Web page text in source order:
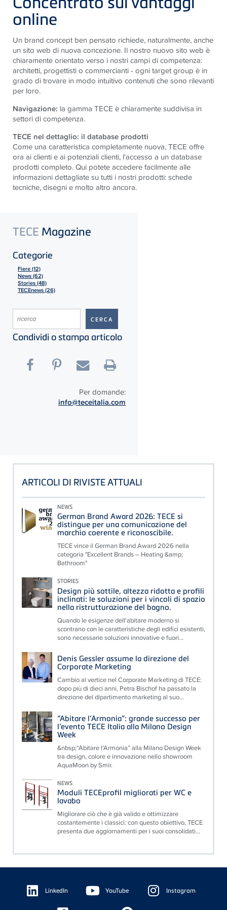
online
Un brand concept ben pensato richiede, naturalmente, anche
un sito web di nuova concezione. Il nostro nuovo sito web è
chiaramente orientato verso i nostri campi di competenza:
architetti, progettisti o commercianti - ogni target group è in
grado di trovare in modo intuitivo contenuti che sono rilevanti
per loro.
Navigazione: la gamma TECE è chiaramente suddivisa in
settori di competenza.
TECE nel dettaglio: il database prodotti
Come una caratteristica completamente nuova, TECE offre
ora ai clienti e ai potenziali clienti, l'accesso a un database
prodotti completo. Qui potete accedere facilmente alle
informazioni dettagliate su tutti i nostri prodotti: schede
tecniche, disegni e molto altro ancora.
TECE Magazine
Categorie
Fiere (12)
News (62)
Stories (48)
TECEnews (26)
Condividi o stampa articolo
Per domande:
info@teceitalia.com
ARTICOLI DI RIVISTE ATTUALI
NEWS
German Brand Award 2026: TECE si
distingue per una comunicazione del
marchio coerente e riconoscibile.
TECE vince il German Brand Award 2026 nella
categoria "Excellent Brands – Heating &amp;
Bathroom"
STORIES
Design più sottile, altezza ridotta e profili
inclinati: le soluzioni per i vincoli di spazio
nella ristrutturazione del bagno.
Quando le esigenze dell'abitare moderno si
scontrano con le caratteristiche degli edifici esistenti,
sono necessarie soluzioni innovative e fuori...
Denis Gessler assume la direzione del
Corporate Marketing
Cambio al vertice nel Corporate Marketing di TECE:
dopo più di dieci anni, Petra Bischof ha passato la
direzione del dipartimento marketing al suo...
“Abitare l’Armonia”: grande successo per
l’evento TECE Italia alla Milano Design
Week
&nbsp;“Abitare l’Armonia” alla Milano Design Week
tra design, colore e innovazione nello showroom
AquaMoon by Smir.
NEWS
Moduli TECEprofil migliorati per WC e
lavabo
Migliorare ciò che è già valido e ottimizzare
costantemente i classici: con questo obiettivo, TECE
presenta due aggiornamenti per i suoi consolidati...
Floating
Sidebar LinkedIn YouTube Instagram